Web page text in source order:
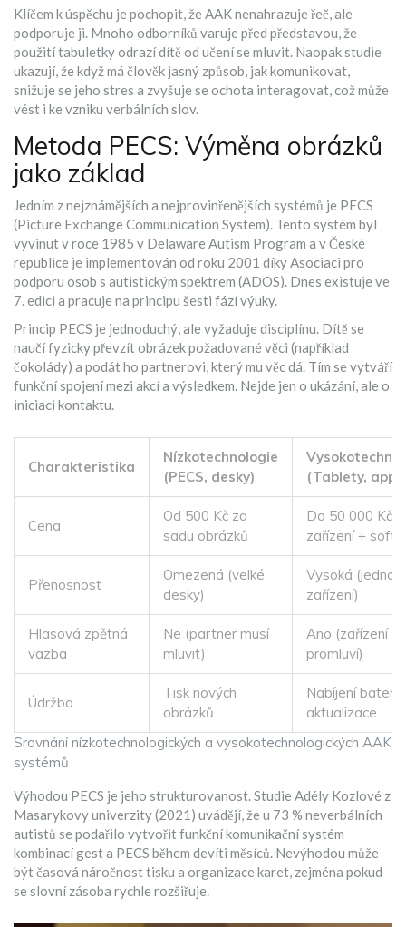
Klíčem k úspěchu je pochopit, že AAK nenahrazuje řeč, ale
podporuje ji. Mnoho odborníků varuje před představou, že
použití tabuletky odrazí dítě od učení se mluvit. Naopak studie
ukazují, že když má člověk jasný způsob, jak komunikovat,
snižuje se jeho stres a zvyšuje se ochota interagovat, což může
vést i ke vzniku verbálních slov.
Metoda PECS: Výměna obrázků
jako základ
Jedním z nejznámějších a nejprovinřenějších systémů je PECS
(Picture Exchange Communication System). Tento systém byl
vyvinut v roce 1985 v Delaware Autism Program a v České
republice je implementován od roku 2001 díky Asociaci pro
podporu osob s autistickým spektrem (ADOS). Dnes existuje ve
7. edici a pracuje na principu šesti fází výuky.
Princip PECS je jednoduchý, ale vyžaduje disciplínu. Dítě se
naučí fyzicky převzít obrázek požadované věci (například
čokolády) a podát ho partnerovi, který mu věc dá. Tím se vytváří
funkční spojení mezi akcí a výsledkem. Nejde jen o ukázání, ale o
iniciaci kontaktu.
Srovnání nízkotechnologických a vysokotechnologických AAK
systémů
Charakteristika
Nízkotechnologie
(PECS, desky)
(Tablety,
Cena
Od 500 Kč za
sadu obrázků
Do 50 000 Kč
zařízení +
Přenosnost
Omezená (velké
desky)
Vysoká (jedno
zařízení)
Hlasová zpětná
vazba
Ne (partner musí
mluvit)
Ano (zařízení
promluví)
Údržba
Tisk nových
obrázků
Nabíjení
aktualizace
Výhodou PECS je jeho strukturovanost. Studie Adély Kozlové z
Masarykovy univerzity (2021) uvádějí, že u 73 % neverbálních
autistů se podařilo vytvořit funkční komunikační systém
kombinací gest a PECS během devíti měsíců. Nevýhodou může
být časová náročnost tisku a organizace karet, zejména pokud
se slovní zásoba rychle rozšiřuje.